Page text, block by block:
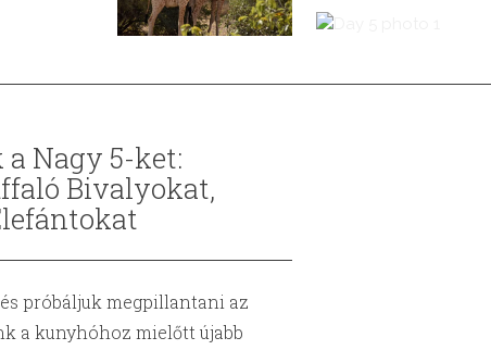
Nagy 5-ket:
Bivalyokat,
próbáljuk megpillantani az
a kunyhóhoz mielőtt újabb